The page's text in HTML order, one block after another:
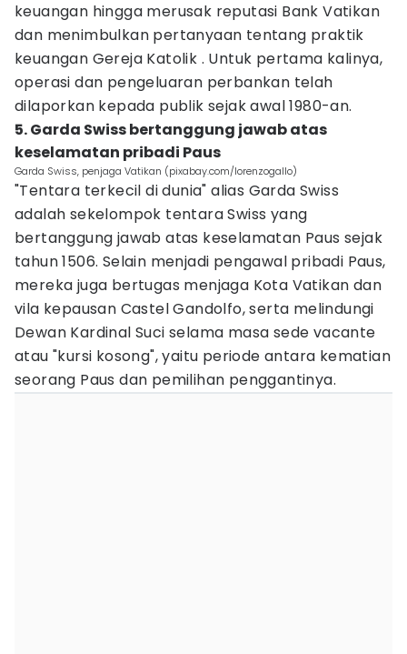
keuangan hingga merusak reputasi Bank Vatikan
dan menimbulkan pertanyaan tentang praktik
keuangan Gereja Katolik . Untuk pertama kalinya,
operasi dan pengeluaran perbankan telah
dilaporkan kepada publik sejak awal 1980-an.
5. Garda Swiss bertanggung jawab atas
keselamatan pribadi Paus
Garda Swiss, penjaga Vatikan (pixabay.com/lorenzogallo)
"Tentara terkecil di dunia" alias Garda Swiss
adalah sekelompok tentara Swiss yang
bertanggung jawab atas keselamatan Paus sejak
tahun 1506. Selain menjadi pengawal pribadi Paus,
mereka juga bertugas menjaga Kota Vatikan dan
vila kepausan Castel Gandolfo, serta melindungi
Dewan Kardinal Suci selama masa sede vacante
atau "kursi kosong", yaitu periode antara kematian
seorang Paus dan pemilihan penggantinya.